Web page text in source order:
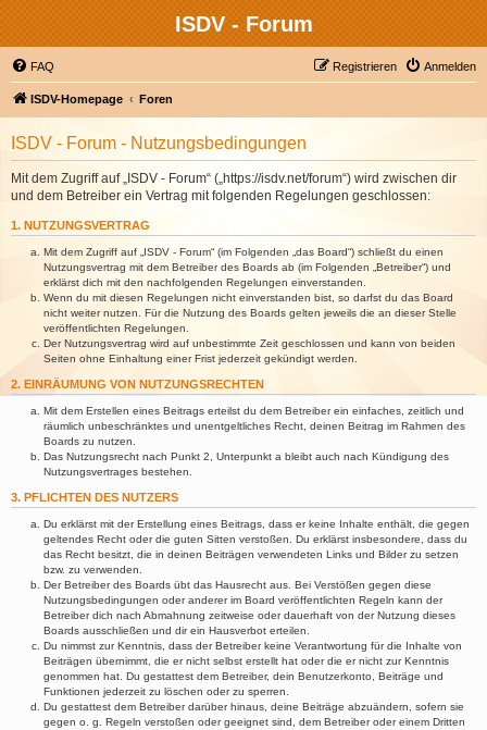
ISDV - Forum
FAQ Anmelden
Registrieren
ISDV-Homepage Foren
ISDV - Forum - Nutzungsbedingungen
Mit dem Zugriff auf „ISDV - Forum“ („https://isdv.net/forum“) wird zwischen dir
und dem Betreiber ein Vertrag mit folgenden Regelungen geschlossen:
1. NUTZUNGSVERTRAG
Mit dem Zugriff auf „ISDV - Forum“ (im Folgenden „das Board“) schließt du einen
Nutzungsvertrag mit dem Betreiber des Boards ab (im Folgenden „Betreiber“) und
erklärst dich mit den nachfolgenden Regelungen einverstanden.
Wenn du mit diesen Regelungen nicht einverstanden bist, so darfst du das Board
nicht weiter nutzen. Für die Nutzung des Boards gelten jeweils die an dieser Stelle
veröffentlichten Regelungen.
Der Nutzungsvertrag wird auf unbestimmte Zeit geschlossen und kann von beiden
Seiten ohne Einhaltung einer Frist jederzeit gekündigt werden.
2. EINRÄUMUNG VON NUTZUNGSRECHTEN
Mit dem Erstellen eines Beitrags erteilst du dem Betreiber ein einfaches, zeitlich und
räumlich unbeschränktes und unentgeltliches Recht, deinen Beitrag im Rahmen des
Boards zu nutzen.
Das Nutzungsrecht nach Punkt 2, Unterpunkt a bleibt auch nach Kündigung des
Nutzungsvertrages bestehen.
3. PFLICHTEN DES NUTZERS
Du erklärst mit der Erstellung eines Beitrags, dass er keine Inhalte enthält, die gegen
geltendes Recht oder die guten Sitten verstoßen. Du erklärst insbesondere, dass du
das Recht besitzt, die in deinen Beiträgen verwendeten Links und Bilder zu setzen
bzw. zu verwenden.
Der Betreiber des Boards übt das Hausrecht aus. Bei Verstößen gegen diese
Nutzungsbedingungen oder anderer im Board veröffentlichten Regeln kann der
Betreiber dich nach Abmahnung zeitweise oder dauerhaft von der Nutzung dieses
Boards ausschließen und dir ein Hausverbot erteilen.
Du nimmst zur Kenntnis, dass der Betreiber keine Verantwortung für die Inhalte von
Beiträgen übernimmt, die er nicht selbst erstellt hat oder die er nicht zur Kenntnis
genommen hat. Du gestattest dem Betreiber, dein Benutzerkonto, Beiträge und
Funktionen jederzeit zu löschen oder zu sperren.
Du gestattest dem Betreiber darüber hinaus, deine Beiträge abzuändern, sofern sie
gegen o. g. Regeln verstoßen oder geeignet sind, dem Betreiber oder einem Dritten